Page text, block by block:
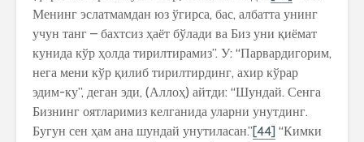
Менинг эслатмамдан юз ўгирса, бас, албатта унинг
учун танг – бахтсиз ҳаёт бўлади ва Биз уни қиёмат
кунида кўр ҳолда тирилтирамиз”. У: “Парвардигорим,
нега мени кўр қилиб тирилтирдинг, ахир кўрар
эдим-ку”, деган эди, (Аллоҳ) айтди: “Шундай. Сенга
Бизнинг оятларимиз келганида уларни унутдинг.
Бугун сен ҳам ана шундай унутиласан.”[44] “Кимки